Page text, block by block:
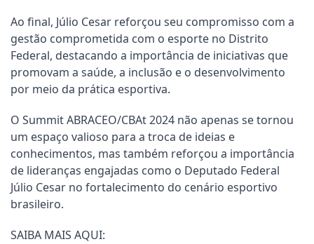
Ao final, Júlio Cesar reforçou seu compromisso com a
gestão comprometida com o esporte no Distrito
Federal, destacando a importância de iniciativas que
promovam a saúde, a inclusão e o desenvolvimento
por meio da prática esportiva.
O Summit ABRACEO/CBAt 2024 não apenas se tornou
um espaço valioso para a troca de ideias e
conhecimentos, mas também reforçou a importância
de lideranças engajadas como o Deputado Federal
Júlio Cesar no fortalecimento do cenário esportivo
brasileiro.
SAIBA MAIS AQUI: